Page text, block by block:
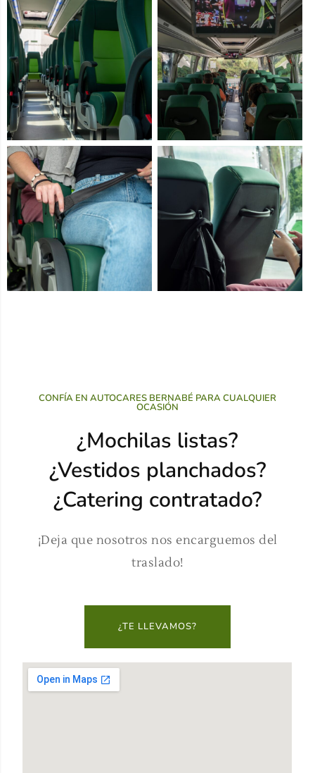
CONFÍA EN AUTOCARES BERNABÉ PARA CUALQUIER
OCASIÓN
¿Mochilas listas?
¿Vestidos planchados?
¿Catering contratado?
¡Deja que nosotros nos encarguemos del
traslado!
¿TE LLEVAMOS?